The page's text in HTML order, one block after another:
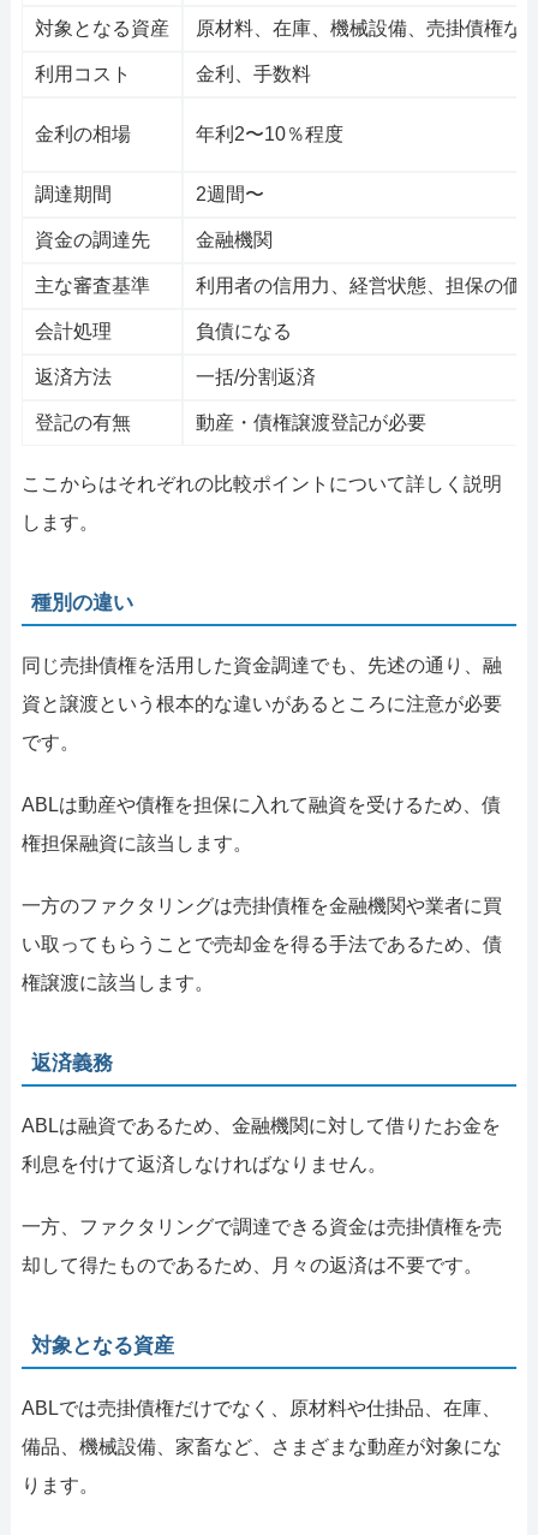
対象となる資産 原材料、在庫、機械設備、売掛債権な
利用コスト 金利、手数料
金利の相場 年利2〜10％程度
調達期間 2週間〜
資金の調達先 金融機関
主な審査基準 利用者の信用力、経営状態、担保の価
会計処理 負債になる
返済方法 一括/分割返済
登記の有無 動産・債権譲渡登記が必要
ここからはそれぞれの比較ポイントについて詳しく説明
します。
種別の違い
同じ売掛債権を活用した資金調達でも、先述の通り、融
資と譲渡という根本的な違いがあるところに注意が必要
です。
ABLは動産や債権を担保に入れて融資を受けるため、債
権担保融資に該当します。
一方のファクタリングは売掛債権を金融機関や業者に買
い取ってもらうことで売却金を得る手法であるため、債
権譲渡に該当します。
返済義務
ABLは融資であるため、金融機関に対して借りたお金を
利息を付けて返済しなければなりません。
一方、ファクタリングで調達できる資金は売掛債権を売
却して得たものであるため、月々の返済は不要です。
対象となる資産
ABLでは売掛債権だけでなく、原材料や仕掛品、在庫、
備品、機械設備、家畜など、さまざまな動産が対象にな
ります。